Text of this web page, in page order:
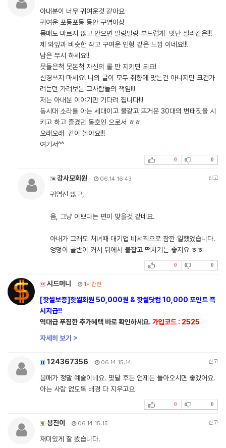
아내분이 너무 귀여운것 같아요
귀여운 포동포동 동안 구염이상
몸매도 마르지 않고 안으면 말랑말랑 부드럽게 밋난 젤리같은!!!
제 와잎과 비슷한 작고 구여운 인형 같은 느낌 이네요!!!
남은 무시 하세요!!
못들은척 못본척 자신의 룰 만 지키면 되요!
신경쓰지 마세요! 니의 글이 모두 취향에 맞는건 아니지만 크건가
려듣던 가려보든 그사람들의 책임!!!
저는 아내분 이야기만 기다려 집니다!!!
동시대 소라를 아는 세대이고 불같고 뜨거운 30대의 변태짓을 시
키고 하고 즐겼던 동호인 으로서 ㅎㅎ
오래오래 같이 놀아요!!!
여기서^^
0 0
강사모회원 06.14 16:43 신고
귀엽진 않고,
음, 그냥 이쁘다는 편이 맞을것 같네요.
아내가 그래도 처녀때 대기업 비서직으로 잠깐 일했었습니다.
엉덩이 골반이 커서 뒤에서 붙잡고 떡치기는 좋지요 ㅎㅎ
0 0
시드머니 1시간전
[핫썰보증]핫썰회원 50,000원 & 핫썰닷컴 10,000 포인트 즉
시지급!!
역대급 푸짐한 추가혜택 바로 확인하세요. 가입코드 : 2525
자세히 보기 >
124367356 06.14 15:14 신고
몸매가 정말 예술이네요. 몇달 후든 언제든 돌아오시면 좋겠어요.
아는 사람 없도록 배경 다 지우고요
0 0
용진이 06.14 15:15 신고
재미있게 잘 봤습니다.